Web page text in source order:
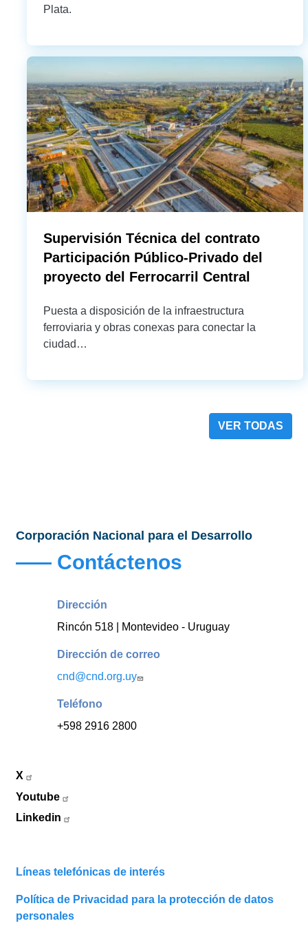
Plata.
Supervisión Técnica del contrato
Participación Público-Privado del
proyecto del Ferrocarril Central
Puesta a disposición de la infraestructura
ferroviaria y obras conexas para conectar la
ciudad…
VER TODAS
Corporación Nacional para el Desarrollo
Contáctenos
Dirección
Rincón 518 | Montevideo - Uruguay
Dirección de correo
cnd@cnd.org.uy
Teléfono
+598 2916 2800
X
Youtube
Linkedin
Líneas telefónicas de interés
Política de Privacidad para la protección de datos
personales